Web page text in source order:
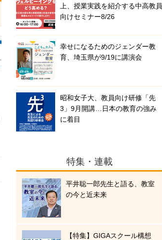
上、授業実践を紹介する中高教員
向けセミナー8/26
幸せになるためのジェンダー教
育、埼玉県が9/19に講演会
昭和女子大、教員向け研修「先
3」9月開講…日本の教育の強み
に着目
特集・連載
平井聡一郎先生と語る、教室
の今と近未来
【特集】GIGAスクール構想